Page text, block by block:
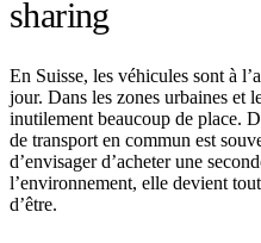
sharing
En Suisse, les véhicules sont à
jour. Dans les zones urbaines et
inutilement beaucoup de place.
de transport en commun est
d’envisager d’acheter une
l’environnement, elle devient
d’être.